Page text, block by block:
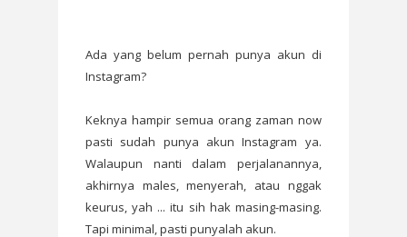
Ada yang belum pernah punya akun di
Instagram?
Keknya hampir semua orang zaman now
pasti sudah punya akun Instagram ya.
Walaupun nanti dalam perjalanannya,
akhirnya males, menyerah, atau nggak
keurus, yah ... itu sih hak masing-masing.
Tapi minimal, pasti punyalah akun.